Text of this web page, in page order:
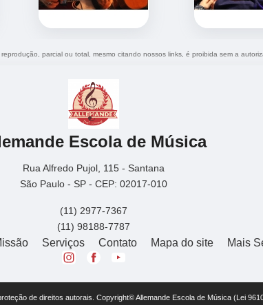
parcial ou total, mesmo citando nossos links, é proibida sem a
Escola de Música
Rua Alfredo Pujol, 115 - Santana
São Paulo - SP - CEP: 02017-010
(11) 2977-7367
(11) 98188-7787
Serviços Contato Mapa do site Mais
de direitos autorais. Copyright© Allemande Escola de Música (Lei